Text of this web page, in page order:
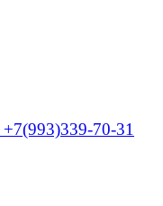
+7(993)339-70-31